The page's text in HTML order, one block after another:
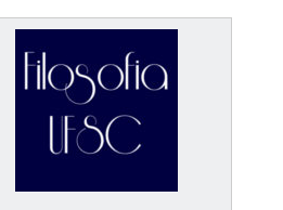
PROVA ESCRITA